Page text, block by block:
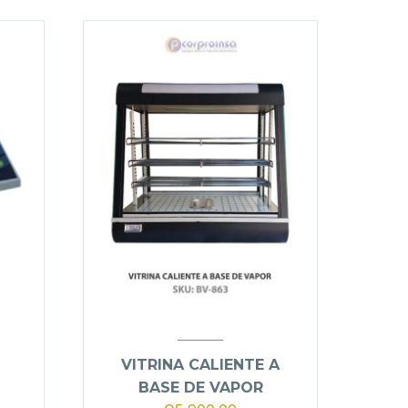
VITRINA CALIENTE A
BASE DE VAPOR